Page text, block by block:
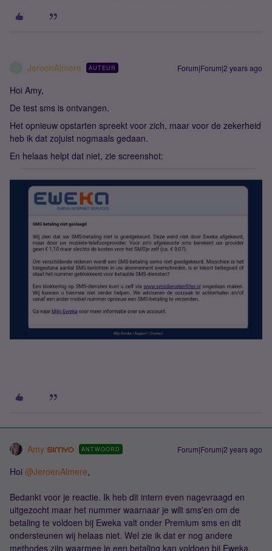
JeroenAlmere AUTEUR Forum|Forum|2 years ago
Hoi Amy,
De test sms is ontvangen.
Het opnieuw opstarten spreekt voor zich, maar voor de zekerheid
heb ik dat zojuist nogmaals gedaan.
En helaas helpt dat niet, zie screenshot:
Amy ANTWOORD Forum|Forum|2 years ago
Hoi @JeroenAlmere,
Bedankt voor je reactie. Ik heb dit intern even nagevraagd en
uitgezocht maar het nummer waarnaar je wilt sms'en om de
betaling te voldoen bij Eweka valt onder Premium sms en dit
ondersteunen wij helaas niet. Wel zie ik dat er nog andere
methodes zijn waarmee je een betaling kan voldoen bij Eweka.